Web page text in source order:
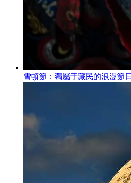
雪頓節：獨屬于藏民的浪漫節日